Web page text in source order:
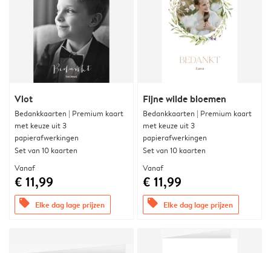
Vlot
Bedankkaarten | Premium kaart
met keuze uit 3
papierafwerkingen
Set van 10 kaarten
Vanaf
€ 11,99
offers Elke dag lage prijzen
Fijne wilde bloemen
Bedankkaarten | Premium kaart
met keuze uit 3
papierafwerkingen
Set van 10 kaarten
Vanaf
€ 11,99
offers Elke dag lage prijzen